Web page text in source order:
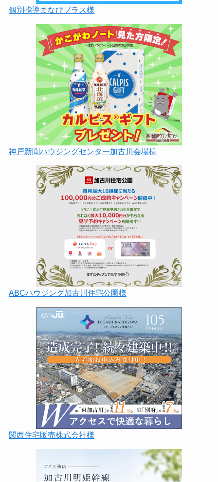
個別指導まなびプラス様
神戸新聞ハウジングセンター加古川会場様
ABCハウジング加古川住宅公園様
関西住宅販売株式会社様